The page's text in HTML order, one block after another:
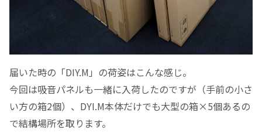
届いた時の「DIY.M」の荷姿はこんな感じ。
今回は吸音パネルも一緒に入荷したのですが（手前の小さ
い方の箱2個）、DYI.M本体だけでも大型の箱×5個あるの
で結構場所を取ります。